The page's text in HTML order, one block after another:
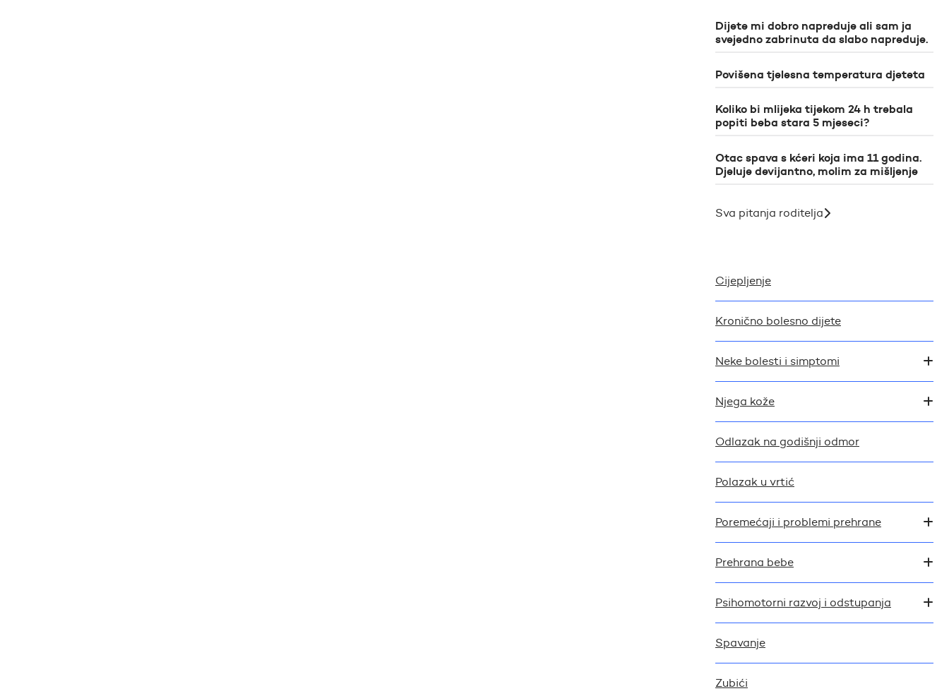
Dijete mi dobro napreduje ali sam ja
svejedno zabrinuta da slabo napreduje.
Povišena tjelesna temperatura djeteta
Koliko bi mlijeka tijekom 24 h trebala
popiti beba stara 5 mjeseci?
Otac spava s kćeri koja ima 11 godina.
Djeluje devijantno, molim za mišljenje
Sva pitanja roditelja
Cijepljenje
Kronično bolesno dijete
Neke bolesti i simptomi
Njega kože
Odlazak na godišnji odmor
Polazak u vrtić
Poremećaji i problemi prehrane
Prehrana bebe
Psihomotorni razvoj i odstupanja
Spavanje
Zubići